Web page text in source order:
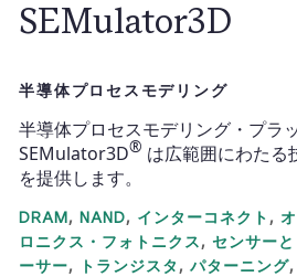
SEMulator3D
半導体プロセスモデリング
半導体プロセスモデリング・プラ
SEMulator3D® は広範囲にわたる
を提供します。
DRAM,NAND, インターコネクト ,
ロニクス・フォトニクス,センサー
ーサー, トランジスタ ,パターニング,